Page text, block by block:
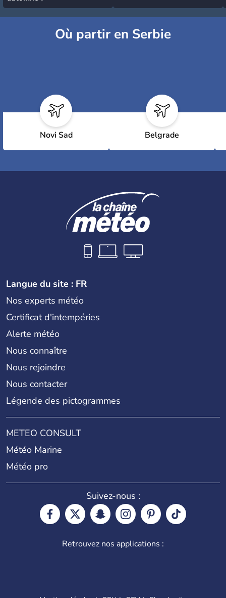
Où partir en Serbie
Novi Sad Belgrade
Langue du site : FR
Nos experts météo
Certificat d'intempéries
Alerte météo
Nous connaître
Nous rejoindre
Nous contacter
Légende des pictogrammes
METEO CONSULT
Météo Marine
Météo pro
Suivez-nous :
Retrouvez nos applications :